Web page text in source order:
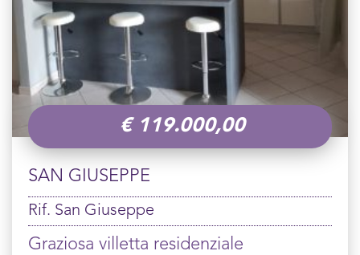
€119.000,00
SAN GIUSEPPE
Rif. San Giuseppe
Graziosa villetta residenziale